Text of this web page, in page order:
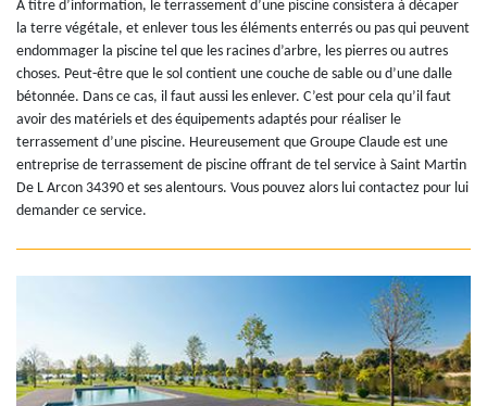
A titre d’information, le terrassement d’une piscine consistera à décaper
la terre végétale, et enlever tous les éléments enterrés ou pas qui peuvent
endommager la piscine tel que les racines d’arbre, les pierres ou autres
choses. Peut-être que le sol contient une couche de sable ou d’une dalle
bétonnée. Dans ce cas, il faut aussi les enlever. C’est pour cela qu’il faut
avoir des matériels et des équipements adaptés pour réaliser le
terrassement d’une piscine. Heureusement que Groupe Claude est une
entreprise de terrassement de piscine offrant de tel service à Saint Martin
De L Arcon 34390 et ses alentours. Vous pouvez alors lui contactez pour lui
demander ce service.